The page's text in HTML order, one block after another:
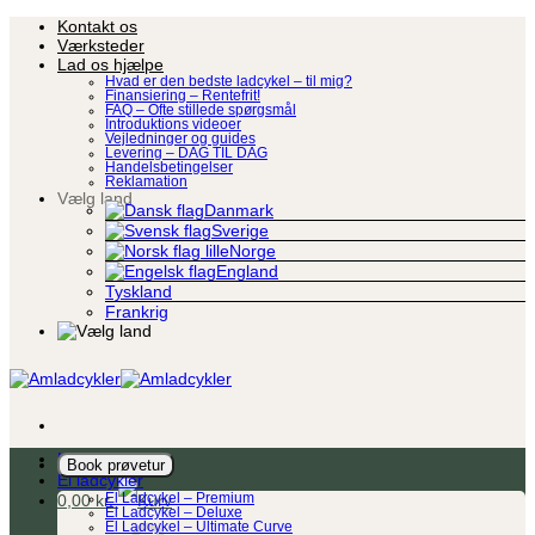
Fortsæt
indhold
Kontakt os
Værksteder
Lad os hjælpe
Hvad er den bedste ladcykel – til mig?
Finansiering – Rentefrit!
FAQ – Ofte stillede spørgsmål
Introduktions videoer
Vejledninger og guides
Levering – DAG TIL DAG
Handelsbetingelser
Reklamation
Vælg land
Danmark
Sverige
Norge
England
Tyskland
Frankrig
Book prøvetur
0,00kr.
Ladcykel
El ladcykler
El Ladcykel – Premium
El Ladcykel – Deluxe
El Ladcykel – Ultimate Curve